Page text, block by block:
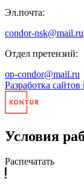
Эл.почта:
condor-nsk@mail.ru
Отдел претензий:
op-condor@mail.ru
Разработка
Условия
Распечатать